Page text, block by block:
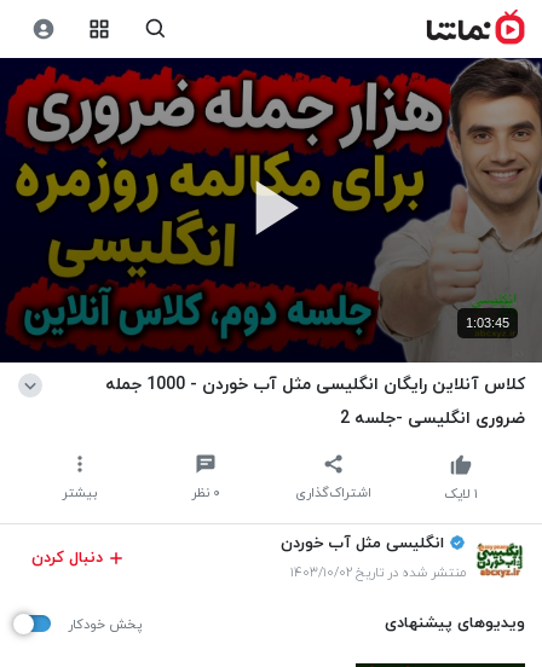
1:03:45
کلاس آنلاین رایگان انگلیسی مثل آب خوردن - 1000 جمله
ضروری انگلیسی -جلسه 2
اشتراک‌گذاری ۰ نظر بیشتر ۱ لایک
انگلیسی مثل آب خوردن
منتشر شده در تاریخ ۱۴۰۳/۱۰/۰۲
دنبال کردن
ویدیوهای پیشنهادی پخش خودکار